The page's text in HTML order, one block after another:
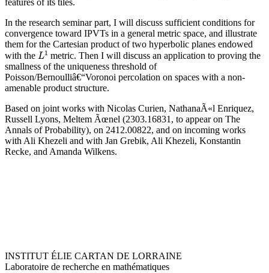
features of its tiles.
In the research seminar part, I will discuss sufficient conditions for
convergence toward IPVTs in a general metric space, and illustrate
them for the Cartesian product of two hyperbolic planes endowed
with the L1metric. Then I will discuss an application to proving the
smallness of the uniqueness threshold of
Poisson/Bernoulliâ€“Voronoi percolation on spaces with a non-
amenable product structure.
Based on joint works with Nicolas Curien, NathanaÃ«l Enriquez,
Russell Lyons, Meltem Ãœnel (2303.16831, to appear on The
Annals of Probability), on 2412.00822, and on incoming works
with Ali Khezeli and with Jan Grebik, Ali Khezeli, Konstantin
Recke, and Amanda Wilkens.
INSTITUT ÉLIE CARTAN DE LORRAINE
Laboratoire de recherche en mathématiques